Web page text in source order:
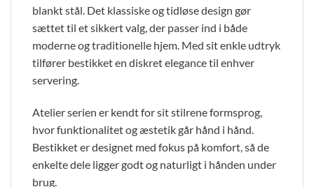
blankt stål. Det klassiske og tidløse design gør
sættet til et sikkert valg, der passer ind i både
moderne og traditionelle hjem. Med sit enkle udtryk
tilfører bestikket en diskret elegance til enhver
servering.
Atelier serien er kendt for sit stilrene formsprog,
hvor funktionalitet og æstetik går hånd i hånd.
Bestikket er designet med fokus på komfort, så de
enkelte dele ligger godt og naturligt i hånden under
brug.